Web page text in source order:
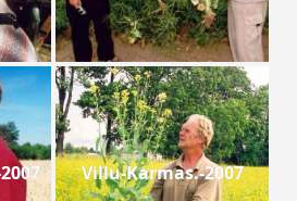
Villu-Karmas.-2007